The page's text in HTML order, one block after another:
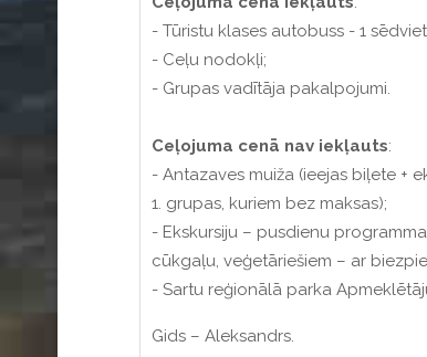
- Tūristu klases autobuss - 1
- Ceļu nodokļi;
- Grupas vadītāja pakalpojumi.
Ceļojuma cenā nav iekļauts:
- Antazaves muiža (ieejas biļete +
1. grupas, kuriem bez maksas);
- Ekskursiju – pusdienu
cūkgaļu, veģetāriešiem – ar
- Sartu reģionālā parka
Gids – Aleksandrs.